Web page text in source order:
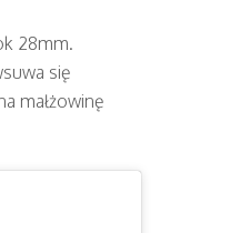
28mm.
się
małżowinę